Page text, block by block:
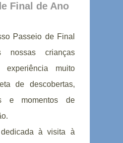
Final de Ano
Passeio de Final
crianças
experiência muito
de descobertas,
e momentos de
à visita à